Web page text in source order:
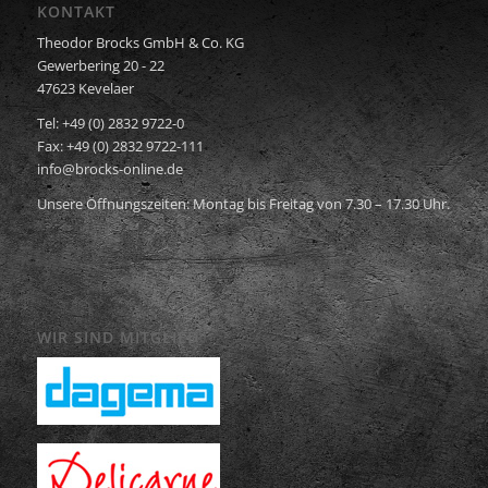
KONTAKT
Theodor Brocks GmbH & Co. KG
Gewerbering 20 - 22
47623 Kevelaer
Tel: +49 (0) 2832 9722-0
Fax: +49 (0) 2832 9722-111
info@brocks-online.de
Unsere Öffnungszeiten: Montag bis Freitag von 7.30 – 17.30 Uhr.
WIR SIND MITGLIED